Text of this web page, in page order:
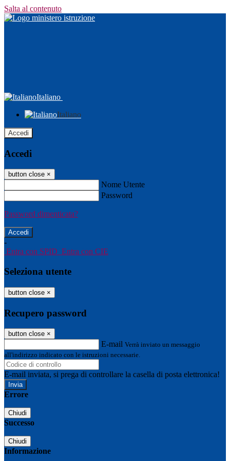
Salta al contenuto
Italiano
Italiano
Accedi
Accedi
button close ×
Nome Utente
Password
Password dimenticata?
-
Entra con SPID Entra con CIE
Seleziona utente
button close ×
Recupero password
button close ×
E-mail Verrà inviato un messaggio
all'indirizzo indicato con le istruzioni necessarie.
E-mail inviata, si prega di controllare la casella di posta elettronica!
Errore
Chiudi
Successo
Chiudi
Informazione